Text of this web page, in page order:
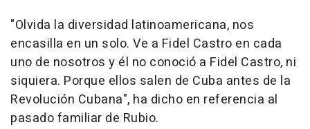
"Olvida la diversidad latinoamericana, nos
encasilla en un solo. Ve a Fidel Castro en cada
uno de nosotros y él no conoció a Fidel Castro, ni
siquiera. Porque ellos salen de Cuba antes de la
Revolución Cubana", ha dicho en referencia al
pasado familiar de Rubio.